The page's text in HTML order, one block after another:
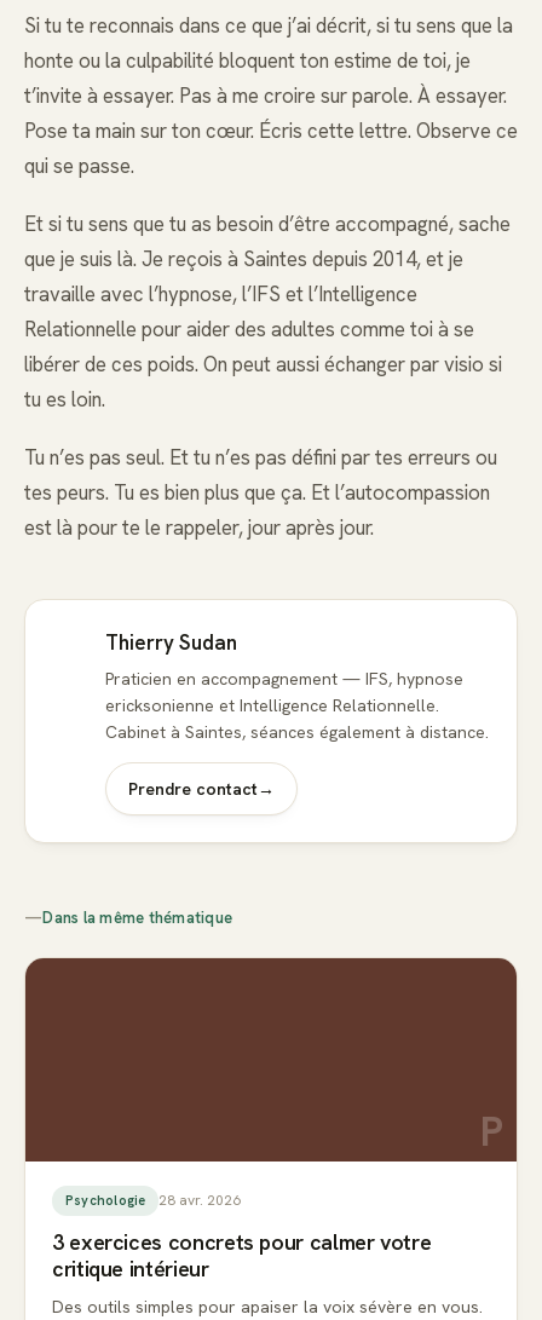
Si tu te reconnais dans ce que j’ai décrit, si tu sens que la
honte ou la culpabilité bloquent ton estime de toi, je
t’invite à essayer. Pas à me croire sur parole. À essayer.
Pose ta main sur ton cœur. Écris cette lettre. Observe ce
qui se passe.
Et si tu sens que tu as besoin d’être accompagné, sache
que je suis là. Je reçois à Saintes depuis 2014, et je
travaille avec l’hypnose, l’IFS et l’Intelligence
Relationnelle pour aider des adultes comme toi à se
libérer de ces poids. On peut aussi échanger par visio si
tu es loin.
Tu n’es pas seul. Et tu n’es pas défini par tes erreurs ou
tes peurs. Tu es bien plus que ça. Et l’autocompassion
est là pour te le rappeler, jour après jour.
Thierry Sudan
Praticien en accompagnement — IFS, hypnose
ericksonienne et Intelligence Relationnelle.
Cabinet à Saintes, séances également à distance.
Prendre contact→
—Dans la même thématique
P
Psychologie 28 avr. 2026
3 exercices concrets pour calmer votre
critique intérieur
Des outils simples pour apaiser la voix sévère en vous.